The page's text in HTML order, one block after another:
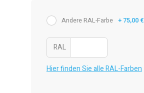
Andere RAL-Farbe + 75,00 €
RAL
Hier finden Sie alle RAL-Farben